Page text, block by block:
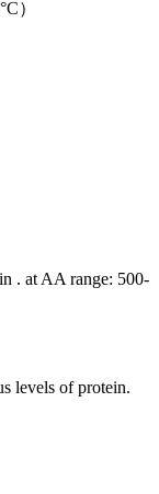
）
. at AA range: 500-
levels of protein.